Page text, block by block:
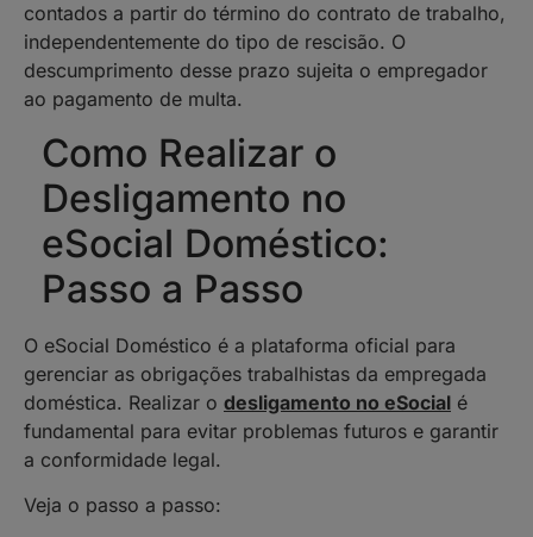
contados a partir do término do contrato de trabalho,
independentemente do tipo de rescisão. O
descumprimento desse prazo sujeita o empregador
ao pagamento de multa.
Como Realizar o
Desligamento no
eSocial Doméstico:
Passo a Passo
O eSocial Doméstico é a plataforma oficial para
gerenciar as obrigações trabalhistas da empregada
doméstica. Realizar o desligamento no eSocial é
fundamental para evitar problemas futuros e garantir
a conformidade legal.
Veja o passo a passo: